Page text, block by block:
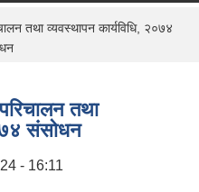
तथा व्यवस्थापन कार्यविधि, २०७४
तथा
संसोधन
- 16:11